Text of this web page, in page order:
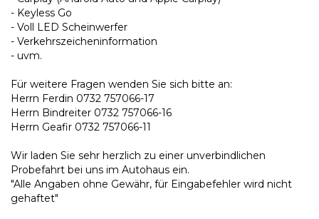
- Keyless Go
- Voll LED Scheinwerfer
- Verkehrszeicheninformation
- uvm.
Für weitere Fragen wenden Sie sich bitte an:
Herrn Ferdin 0732 757066-17
Herrn Bindreiter 0732 757066-16
Herrn Geafir 0732 757066-11
Wir laden Sie sehr herzlich zu einer unverbindlichen
Probefahrt bei uns im Autohaus ein.
"Alle Angaben ohne Gewähr, für Eingabefehler wird nicht
gehaftet"